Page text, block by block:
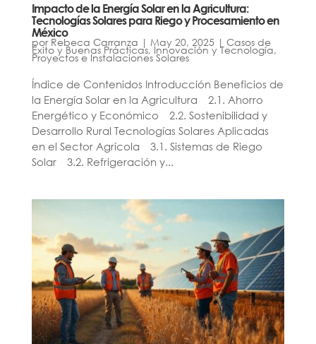
Impacto de la Energía Solar en la Agricultura:
Tecnologías Solares para Riego y Procesamiento en
México
por Rebeca Carranza | May 20, 2025 | Casos de
Éxito y Buenas Prácticas,Innovación y Tecnología,
Proyectos e Instalaciones Solares
Índice de Contenidos Introducción Beneficios de
la Energía Solar en la Agricultura 2.1. Ahorro
Energético y Económico 2.2. Sostenibilidad y
Desarrollo Rural Tecnologías Solares Aplicadas
en el Sector Agrícola 3.1. Sistemas de Riego
Solar 3.2. Refrigeración y...